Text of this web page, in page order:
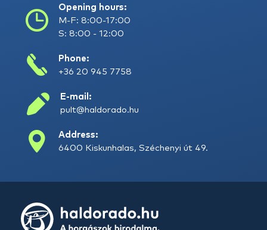
Opening hours:
M-F: 8:00-17:00
S: 8:00 - 12:00
Phone:
+36 20 945 7758
E-mail:
pult@haldorado.hu
Address:
6400 Kiskunhalas, Széchenyi út 49.